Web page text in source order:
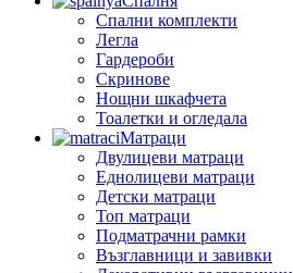
Спални комплекти
Легла
Гардероби
Скринове
Нощни шкафчета
Тоалетки и огледала
Матраци
Двулицеви матраци
Еднолицеви матраци
Детски матраци
Топ матраци
Подматрачни рамки
Възглавници и завивки